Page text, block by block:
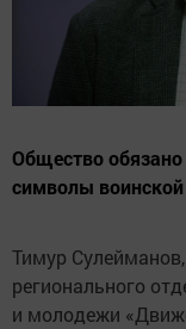
Общество
символы
Тимур
регионального
и молодежи